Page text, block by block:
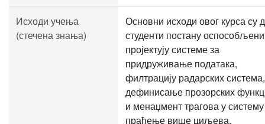
Исходи учења
(стечена знања)
Основни исходи овог курса су
студенти постану
пројектују системе за
придруживање података,
филтрацију радарских система,
дефинисање прозорских
и менаџмент трагова у
праћење више циљева.